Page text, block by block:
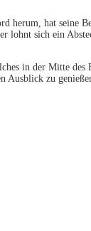
herum, hat seine
lohnt sich ein
in der Mitte
Ausblick zu